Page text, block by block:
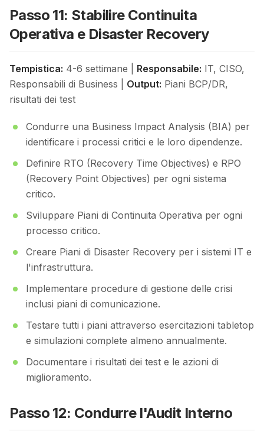
Passo 11: Stabilire Continuita
Operativa e Disaster Recovery
Tempistica: 4-6 settimane | Responsabile: IT, CISO,
Responsabili di Business | Output: Piani BCP/DR,
risultati dei test
Condurre una Business Impact Analysis (BIA) per
identificare i processi critici e le loro dipendenze.
Definire RTO (Recovery Time Objectives) e RPO
(Recovery Point Objectives) per ogni sistema
critico.
Sviluppare Piani di Continuita Operativa per ogni
processo critico.
Creare Piani di Disaster Recovery per i sistemi IT e
l'infrastruttura.
Implementare procedure di gestione delle crisi
inclusi piani di comunicazione.
Testare tutti i piani attraverso esercitazioni tabletop
e simulazioni complete almeno annualmente.
Documentare i risultati dei test e le azioni di
miglioramento.
Passo 12: Condurre l'Audit Interno